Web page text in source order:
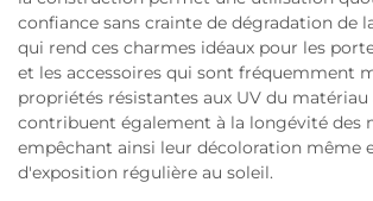
confiance sans crainte de dégradation de
qui rend ces charmes idéaux pour les
et les accessoires qui sont fréquemment
propriétés résistantes aux UV du
contribuent également à la longévité des
empêchant ainsi leur décoloration même
d'exposition régulière au soleil.